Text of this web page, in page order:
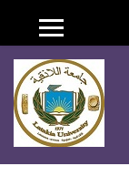
Skip to main content
Side panel